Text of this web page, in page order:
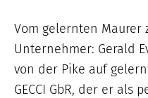
Vom gelernten Maurer
Unternehmer: Gerald
von der Pike auf
GECCI GbR, der er als